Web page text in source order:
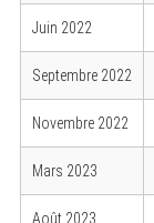
Juin 2022
Septembre 2022
Novembre 2022
Mars 2023
Août 2023